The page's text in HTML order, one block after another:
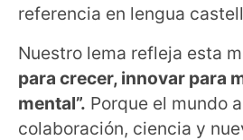
referencia en lengua
Nuestro lema refleja esta
para crecer, innovar para
mental”. Porque el mundo
colaboración, ciencia y